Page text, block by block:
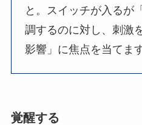
と。スイッチが入るが
調するのに対し、刺激
影響」に焦点を当てます
覚醒する